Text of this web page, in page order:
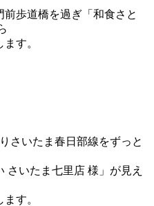
歩道橋を過ぎ「和食さと
す。
さいたま春日部線をずっと
さいたま七里店 様」が見え
す。